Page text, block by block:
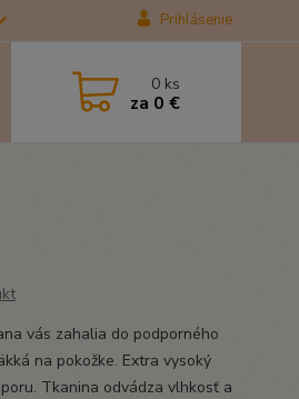
Prihlásenie
0 ks
za 0 €
vás zahalia do podporného
na pokožke. Extra vysoký
Tkanina odvádza vlhkosť a